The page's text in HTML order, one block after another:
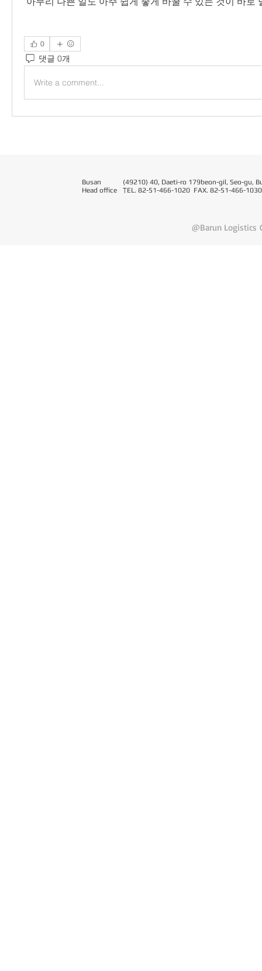
0
댓글 0개
Write a comment...
Busan
Head office
(49210) 40, Daeti-ro 179beon-gil, Seo-gu,
TEL. 82-51-466-1020 FAX. 82-51-466-1030
@Barun Logistics